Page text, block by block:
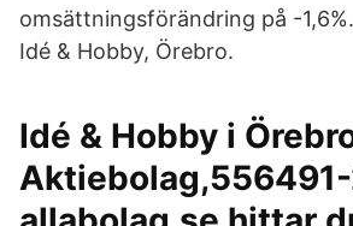
omsättningsförändring på -
Idé & Hobby, Örebro.
Idé & Hobby i